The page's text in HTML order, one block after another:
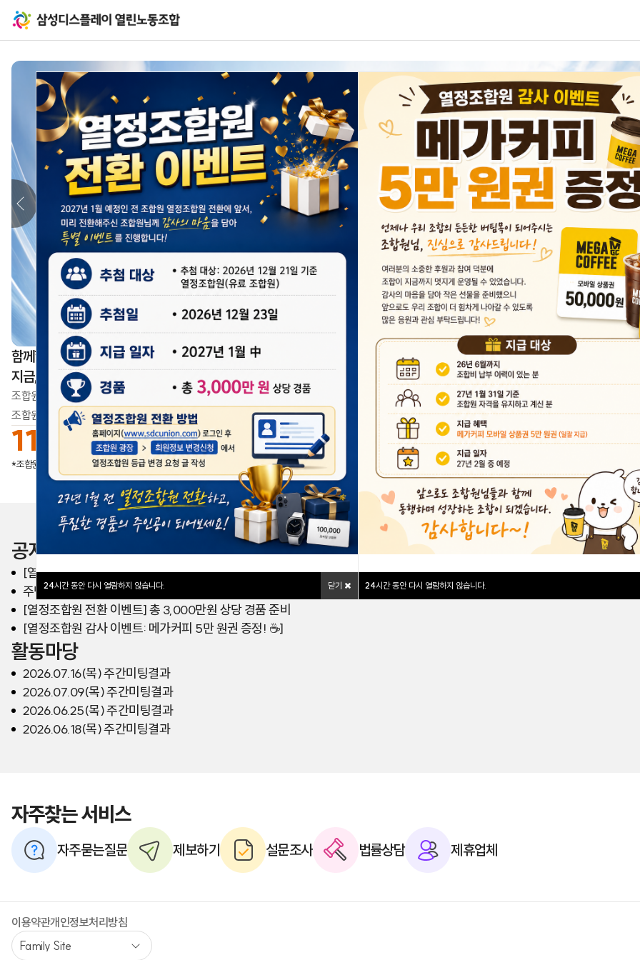
24시간 동안 다시 열람하지 않습니다.
24시간 동안 다시 열람하지 않습니다. 닫기
함께할수록 더 단단해집니다
지금, 우리의 목소리가 모이고 있습니다
조합원이 만드는 변화,
조합원이 만드는 삼성디스플레이의 내일
11,297명
*조합원가입 수 업데이트일2026.08.08
공지사항
[열린노동조합] 주거안정 대출 제도 안내
주택안정대출 시행 여부 전조합원 투표 결과 공유
[열정조합원 전환 이벤트] 총 3,000만원 상당 경품 준비
[열정조합원 감사 이벤트: 메가커피 5만 원권 증정! ☕️]
활동마당
2026.07.16(목) 주간미팅결과
2026.07.09(목) 주간미팅결과
2026.06.25(목) 주간미팅결과
2026.06.18(목) 주간미팅결과
자주찾는 서비스
자주묻는질문 제보하기 설문조사 법률상담 제휴업체
이용약관개인정보처리방침